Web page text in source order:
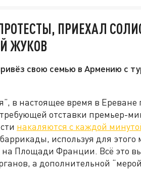
ПРИЕХАЛ
ЖУКОВ
свою семью в Армению с
в настоящее время в Ереване
отставки премьер-
накаляются с каждой
используя для этого
Площади Франции. Всё это
а дополнительной